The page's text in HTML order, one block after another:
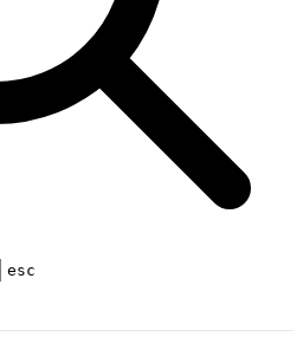
esc